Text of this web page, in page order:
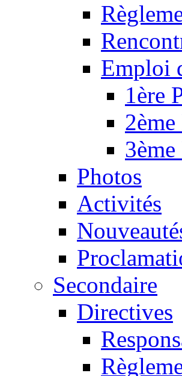
Emploi
1ère
Photos
Activités
Secondaire
Directives